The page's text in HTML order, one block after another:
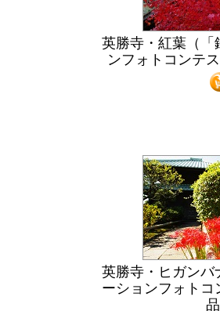
英勝寺・紅葉（「
ンフォトコンテ
英勝寺・ヒガンバ
ーションフォトコ